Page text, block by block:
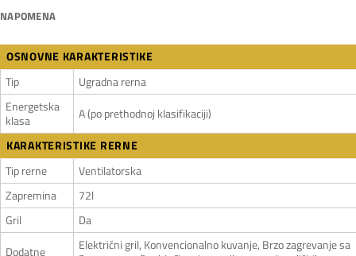
NAPOMENA
OSNOVNE KARAKTERISTIKE
Tip
Ugradna rerna
Energetska
klasa
A (po prethodnoj klasifikaciji)
KARAKTERISTIKE RERNE
Tip rerne
Ventilatorska
Zapremina
72l
Gril
Da
Dodatne
Električni gril, Konvencionalno kuvanje, Brzo zagrevanje sa